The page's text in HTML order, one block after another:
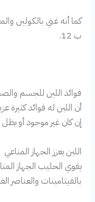
ب 12.
فوائد اللبن للجسم
أن اللبن له فوائد كثيرة
إن كان غير موجود أو
اللبن يعزز الجهاز المناعي
يقوي الحليب الجهاز
بالفيتامينات والعناصر